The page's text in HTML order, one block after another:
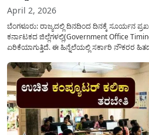
April 2, 2026
ಬೆಂಗಳೂರು: ರಾಜ್ಯದಲ್ಲಿ ದಿನದಿಂದ ದಿನಕ್ಕೆ ಸೂರ್ಯನ
ಕರ್ನಾಟಕದ ಜಿಲ್ಲೆಗಳಲ್ಲಿ(Government Office
ಏರಿಕೆಯಾಗುತ್ತಿದೆ. ಈ ಹಿನ್ನೆಲೆಯಲ್ಲಿ ಸರ್ಕಾರಿ ನೌಕರರ
ಮತ್ತು ಕಲ್ಯಾಣ ಕರ್ನಾಟಕದ ಒಟ್ಟು 9 ಜಿಲ್ಲೆಗಳಲ್ಲಿ ಏಪ್ರಿಲ್...